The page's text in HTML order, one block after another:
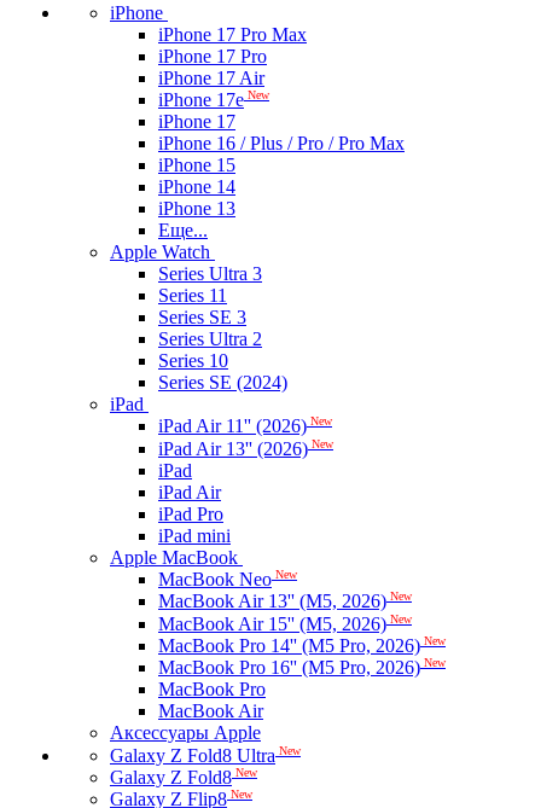
iPhone
iPhone 17 Pro Max
iPhone 17 Pro
iPhone 17 Air
iPhone 17e New
iPhone 17
iPhone 16 / Plus / Pro / Pro Max
iPhone 15
iPhone 14
iPhone 13
Еще...
Apple Watch
Series Ultra 3
Series 11
Series SE 3
Series Ultra 2
Series 10
Series SE (2024)
iPad
iPad Air 11'' (2026) New
iPad Air 13'' (2026) New
iPad
iPad Air
iPad Pro
iPad mini
Apple MacBook
MacBook Neo New
MacBook Air 13'' (M5, 2026) New
MacBook Air 15'' (M5, 2026) New
MacBook Pro 14'' (M5 Pro, 2026) New
MacBook Pro 16'' (M5 Pro, 2026) New
MacBook Pro
MacBook Air
Аксессуары Apple
Galaxy Z Fold8 Ultra New
Galaxy Z Fold8 New
Galaxy Z Flip8 New